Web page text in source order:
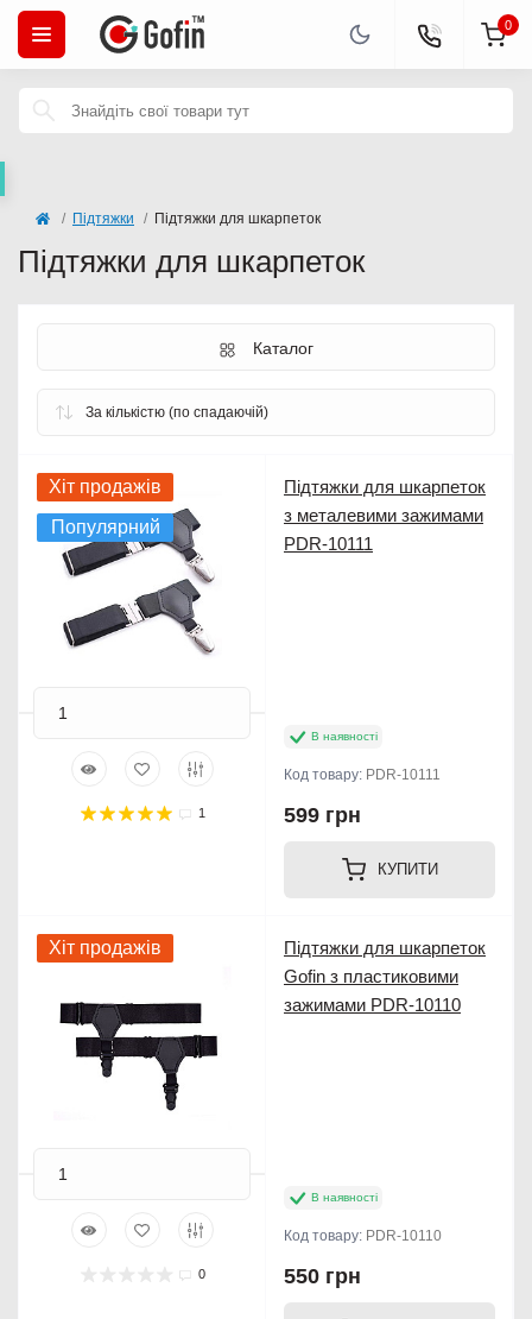
0
Підтяжки Підтяжки для шкарпеток
Підтяжки для шкарпеток
Каталог
Хіт продажів
Популярний
1
Підтяжки для шкарпеток
з металевими зажимами
PDR-10111
В наявності
Код товару: PDR-10111
599 грн
КУПИТИ
Хіт продажів
0
Підтяжки для шкарпеток
Gofin з пластиковими
зажимами PDR-10110
В наявності
Код товару: PDR-10110
550 грн